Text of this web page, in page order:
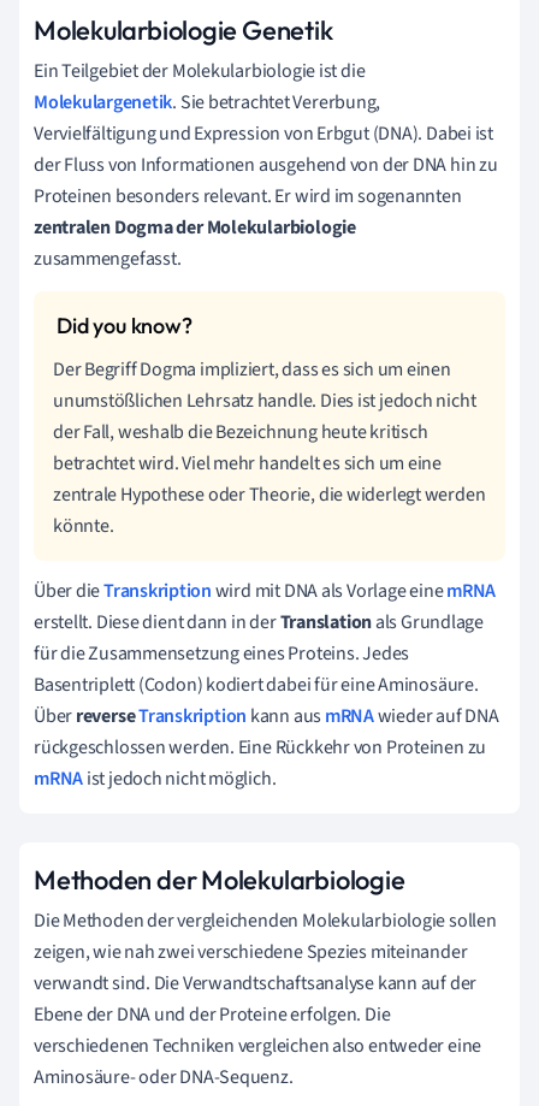
Molekularbiologie Genetik
Ein Teilgebiet der Molekularbiologie ist die
Molekulargenetik. Sie betrachtet Vererbung,
Vervielfältigung und Expression von Erbgut (DNA). Dabei ist
der Fluss von Informationen ausgehend von der DNA hin zu
Proteinen besonders relevant. Er wird im sogenannten
zentralen Dogma der Molekularbiologie
zusammengefasst.
Der Begriff Dogma impliziert, dass es sich um einen
unumstößlichen Lehrsatz handle. Dies ist jedoch nicht
der Fall, weshalb die Bezeichnung heute kritisch
betrachtet wird. Viel mehr handelt es sich um eine
zentrale Hypothese oder Theorie, die widerlegt werden
könnte.
Über dieTranskriptionwird mit DNA als Vorlage einemRNA
erstellt. Diese dient dann in derTranslationals Grundlage
für die Zusammensetzung eines Proteins. Jedes
Basentriplett (Codon) kodiert dabei für eine Aminosäure.
ÜberreverseTranskription kann ausmRNAwieder auf DNA
rückgeschlossen werden. Eine Rückkehr von Proteinen zu
mRNAist jedoch nicht möglich.
Methoden der Molekularbiologie
Die Methoden der vergleichenden Molekularbiologie sollen
zeigen, wie nah zwei verschiedene Spezies miteinander
verwandt sind. Die Verwandtschaftsanalyse kann auf der
Ebene der DNA und der Proteine erfolgen. Die
verschiedenen Techniken vergleichen also entweder eine
Aminosäure- oder DNA-Sequenz.